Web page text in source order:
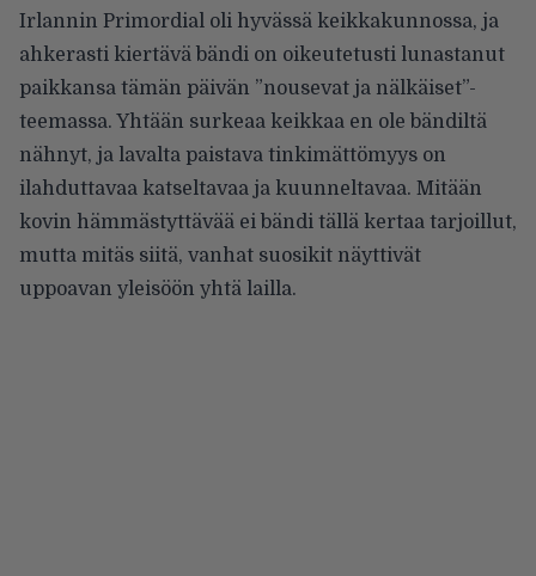
Irlannin Primordial oli hyvässä keikkakunnossa, ja
ahkerasti kiertävä bändi on oikeutetusti lunastanut
paikkansa tämän päivän ”nousevat ja nälkäiset”-
teemassa. Yhtään surkeaa keikkaa en ole bändiltä
nähnyt, ja lavalta paistava tinkimättömyys on
ilahduttavaa katseltavaa ja kuunneltavaa. Mitään
kovin hämmästyttävää ei bändi tällä kertaa tarjoillut,
mutta mitäs siitä, vanhat suosikit näyttivät
uppoavan yleisöön yhtä lailla.